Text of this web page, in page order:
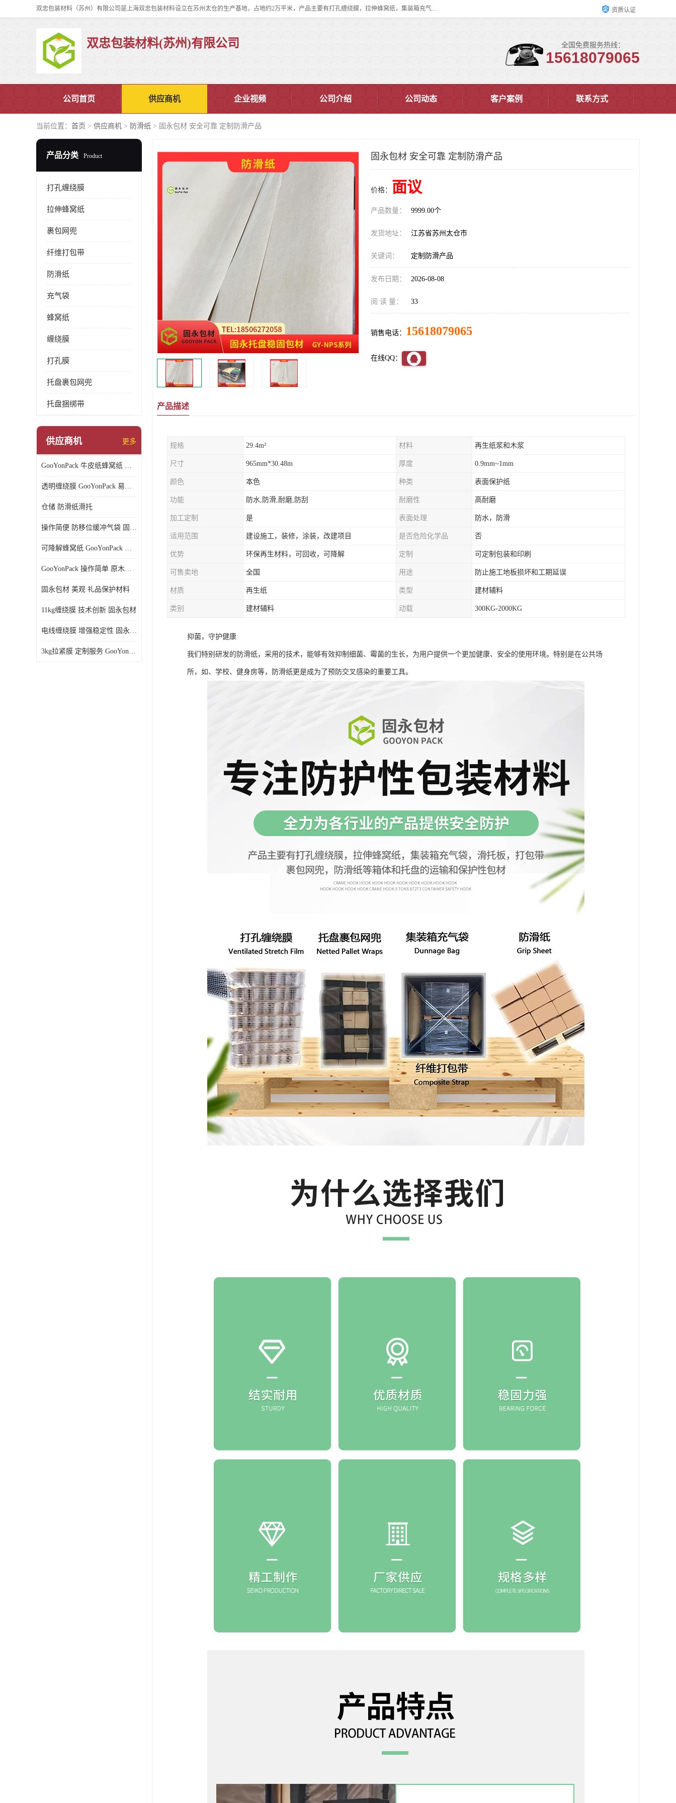
双忠包装材料（苏州）有限公司是上海双忠包装材料设立在苏州太仓的生产基地，占地约2万平米，产品主要有打孔缠绕膜，拉伸蜂窝纸，集装箱充气袋，滑托板，打包带，裹包网兜，防滑纸等箱体和托盘的运输和保护性包材。固永包材®，GooYon Pack®，是我们保护性包装材料的专属品牌。 资质认证
双忠包装材料(苏州)有限公司 全国免费服务热线：
15618079065
公司首页 供应商机 企业视频 公司介绍 公司动态 客户案例 联系方式
当前位置： 首页 > 供应商机 > 防滑纸 > 固永包材 安全可靠 定制防滑产品
产品分类 Product
打孔缠绕膜
拉伸蜂窝纸
裹包网兜
纤维打包带
防滑纸
充气袋
蜂窝纸
缠绕膜
打孔膜
托盘裹包网兜
托盘捆绑带
供应商机 更多
GooYonPack 牛皮纸蜂窝纸 循环使用
透明缠绕膜 GooYonPack 易撕扯不残留
仓储 防滑纸滑托
操作简便 防移位缓冲气袋 固永包材
可降解蜂窝纸 GooYonPack 循环使用
GooYonPack 操作简单 原木浆蜂巢网格纸
固永包材 美观 礼品保护材料
11kg缠绕膜 技术创新 固永包材
电线缠绕膜 增强稳定性 固永包材
3kg拉紧膜 定制服务 GooYonPack
固永包材 安全可靠 定制防滑产品
价格： 面议
产品数量： 9999.00个
发货地址： 江苏省苏州太仓市
关键词： 定制防滑产品
发布日期： 2026-08-08
阅 读 量： 33
销售电话： 15618079065
在线QQ：
产品描述
规格 29.4m² 材料 再生纸浆和木浆
尺寸 965mm*30.48m 厚度 0.9mm~1mm
颜色 本色 种类 表面保护纸
功能 防水,防滑,耐磨,防刮 耐磨性 高耐磨
加工定制 是 表面处理 防水，防滑
适用范围 建设施工，装修，涂装，改建项目 是否危险化学品 否
优势 环保再生材料，可回收，可降解 定制 可定制包装和印刷
可售卖地 全国 用途 防止施工地板损坏和工期延误
材质 再生纸 类型 建材辅料
类别 建材辅料 动载 300KG-2000KG
抑菌，守护健康
我们特别研发的防滑纸，采用的技术，能够有效抑制细菌、霉菌的生长，为用户提供一个更加健康、安全的使用环境。特别是在公共场
所，如、学校、健身房等，防滑纸更是成为了预防交叉感染的重要工具。